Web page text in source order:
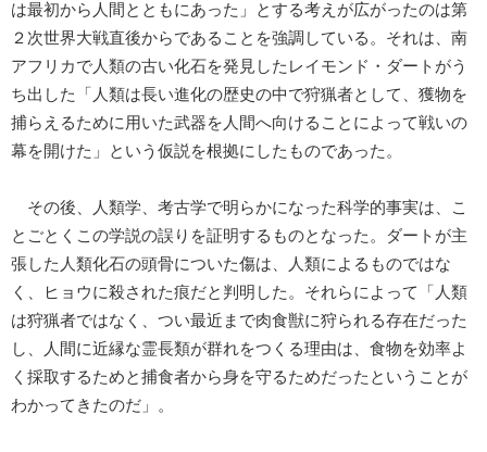
は最初から人間とともにあった」とする考えが広がったのは第
２次世界大戦直後からであることを強調している。それは、南
アフリカで人類の古い化石を発見したレイモンド・ダートがう
ち出した「人類は長い進化の歴史の中で狩猟者として、獲物を
捕らえるために用いた武器を人間へ向けることによって戦いの
幕を開けた」という仮説を根拠にしたものであった。
その後、人類学、考古学で明らかになった科学的事実は、こ
とごとくこの学説の誤りを証明するものとなった。ダートが主
張した人類化石の頭骨についた傷は、人類によるものではな
く、ヒョウに殺された痕だと判明した。それらによって「人類
は狩猟者ではなく、つい最近まで肉食獣に狩られる存在だった
し、人間に近縁な霊長類が群れをつくる理由は、食物を効率よ
く採取するためと捕食者から身を守るためだったということが
わかってきたのだ」。